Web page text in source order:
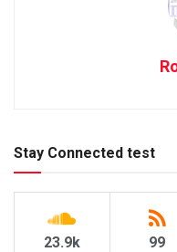
Stay Connected test
23.9k 99